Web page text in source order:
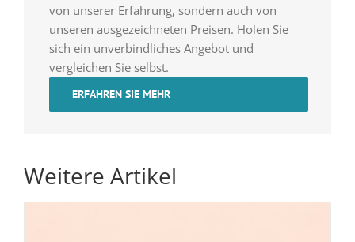
von unserer Erfahrung, sondern auch von
unseren ausgezeichneten Preisen. Holen Sie
sich ein unverbindliches Angebot und
vergleichen Sie selbst.
ERFAHREN SIE MEHR
Weitere Artikel